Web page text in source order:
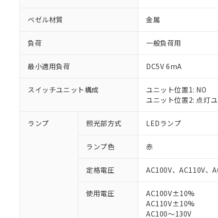
ベゼル材質 金属
負荷 一般負荷用
最小適用負荷 DC5V 6mA
スイッチユニット構成
ユニット位置1: NO
ユニット位置2: 点灯
ランプ 照光部方式 LEDランプ
ランプ色 赤
定格電圧 AC100V、AC110V、
使用電圧
AC100V±10%
AC110V±10%
AC100～130V
ご利用条件
※1 対応状況
対応済み：EU
対応予定：EU
対応予定なし：
調査・確認中：
非該当品：ライセ
仕入先様の事情に
※1 中国